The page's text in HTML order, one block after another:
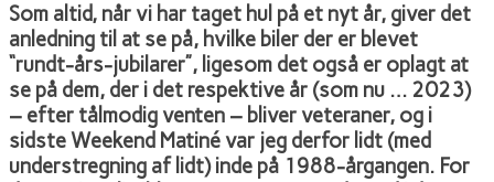
Som altid, når vi har taget hul på et nyt år, giver det
anledning til at se på, hvilke biler der er blevet
“rundt-års-jubilarer”, ligesom det også er oplagt at
se på dem, der i det respektive år (som nu … 2023)
– efter tålmodig venten – bliver veteraner, og i
sidste Weekend Matiné var jeg derfor lidt (med
understregning af lidt) inde på 1988-årgangen. For